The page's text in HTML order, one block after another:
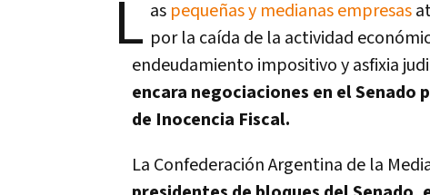
L as pequeñas y medianas empresas
por la caída de la actividad
endeudamiento impositivo y asfixia
encara negociaciones en el
de Inocencia Fiscal.
La Confederación Argentina de la